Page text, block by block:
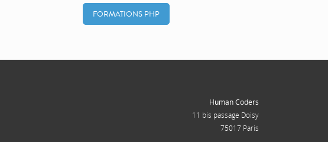
FORMATIONS PHP
Human Coders
11 bis passage Doisy
75017 Paris